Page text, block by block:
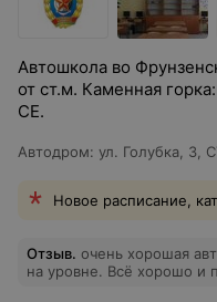
Автошкола во
от ст.м. Каменная
СE.
Автодром: ул. Голубка, 3,
Новое расписание,
Отзыв. очень хорошая
на уровне. Всё хорошо и